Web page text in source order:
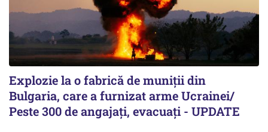
Explozie la o fabrică de muniții din
Bulgaria, care a furnizat arme Ucrainei/
Peste 300 de angajați, evacuați - UPDATE